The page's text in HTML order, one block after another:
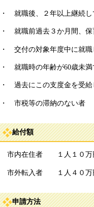
・ 就職後、２年以上継続し
・ 就職前過去３か月間、
・ 交付の対象年度中に就職
・ 就職時の年齢が60歳未満
・ 過去にこの支度金を受給
・ 市税等の滞納のない者
給付額
市内在住者 １人１０万
市外転入者 １人４０
申請方法